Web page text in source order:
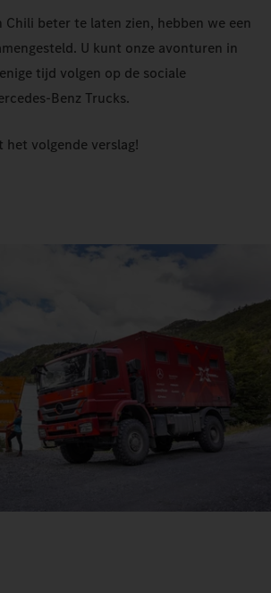
beter te laten zien, hebben we een
U kunt onze avonturen in
tijd volgen op de sociale
Benz Trucks.
volgende verslag!